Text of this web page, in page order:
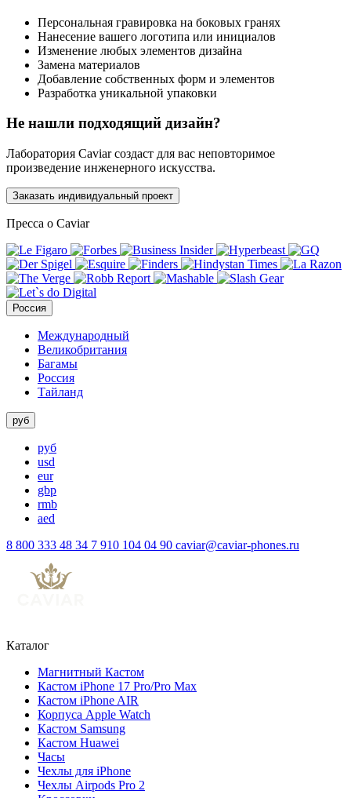
Персональная гравировка на боковых гранях
Нанесение вашего логотипа или инициалов
Изменение любых элементов дизайна
Замена материалов
Добавление собственных форм и элементов
Разработка уникальной упаковки
Не нашли подходящий дизайн?
Лаборатория Caviar создаст для вас неповторимое
произведение инженерного искусства.
Заказать индивидуальный проект
Пресса о Caviar
Россия
Международный
Великобритания
Багамы
Россия
Тайланд
руб
руб
usd
eur
gbp
rmb
aed
8 800 333 48 34 7 910 104 04 90 caviar@caviar-phones.ru
Каталог
Магнитный Кастом
Кастом iPhone 17 Pro/Pro Max
Кастом iPhone AIR
Корпуса Apple Watch
Кастом Samsung
Кастом Huawei
Часы
Чехлы для iPhone
Чехлы Airpods Pro 2